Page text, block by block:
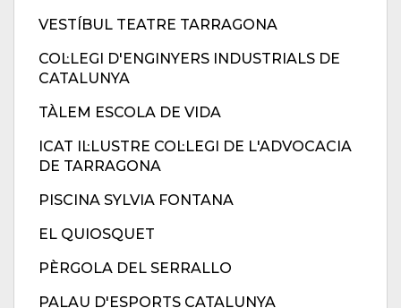
VESTÍBUL TEATRE TARRAGONA
COL·LEGI D'ENGINYERS INDUSTRIALS DE
CATALUNYA
TÀLEM ESCOLA DE VIDA
ICAT IL·LUSTRE COL·LEGI DE L'ADVOCACIA
DE TARRAGONA
PISCINA SYLVIA FONTANA
EL QUIOSQUET
PÈRGOLA DEL SERRALLO
PALAU D'ESPORTS CATALUNYA